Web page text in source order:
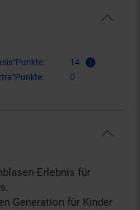
14
0
Erlebnis für
Generation für Kinder